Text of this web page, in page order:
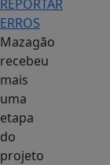
REPORTAR
ERROS
Mazagão
recebeu
mais
uma
etapa
do
projeto